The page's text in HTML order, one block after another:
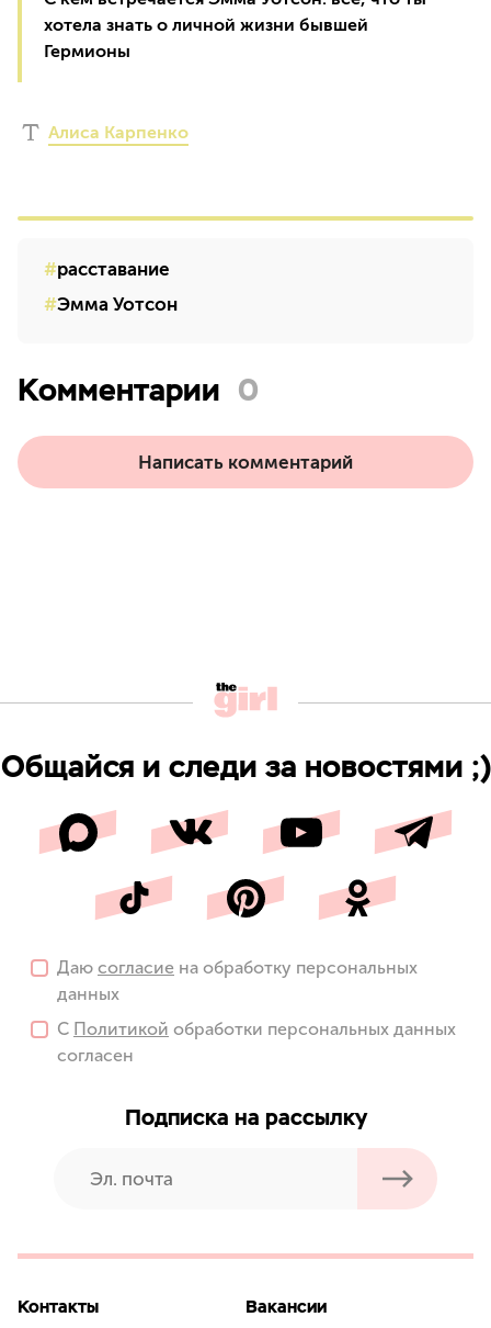
хотела знать о личной жизни бывшей
Гермионы
Алиса Карпенко
расставание
Эмма Уотсон
Комментарии 0
Написать комментарий
Общайся и следи за новостями ;)
Даю согласие на обработку персональных
данных
С Политикой обработки персональных данных
согласен
Подписка на рассылку
Контакты
Вакансии